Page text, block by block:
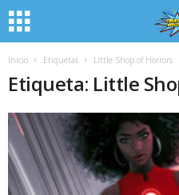
Inicio Etiquetas Little Shop of Horrors
Etiqueta: Little